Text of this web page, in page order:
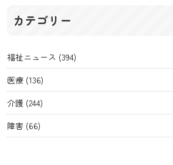
カテゴリー
福祉ニュース (394)
医療 (136)
介護 (244)
障害 (66)